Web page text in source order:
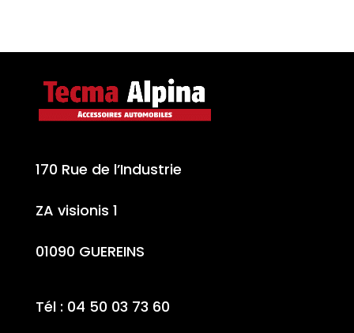
170 Rue de l’Industrie
ZA visionis 1
01090 GUEREINS
Tél : 04 50 03 73 60